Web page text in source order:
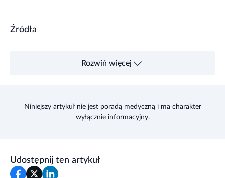
Źródła
Rozwiń więcej
Niniejszy artykuł nie jest poradą medyczną i ma charakter
wyłącznie informacyjny.
Udostępnij ten artykuł